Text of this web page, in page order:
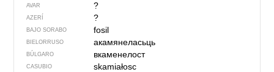
AVAR ?
AZERÍ ?
BAJO SORABO fosil
BIELORRUSO акамянеласьць
BÚLGARO вкаменелост
CASUBIO skamiałosc